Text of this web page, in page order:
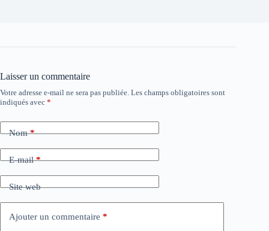
Laisser un commentaire
Votre adresse e-mail ne sera pas publiée. Les champs obligatoires sont
indiqués avec *
Nom*
E-mail*
Site web
Ajouter un commentaire *